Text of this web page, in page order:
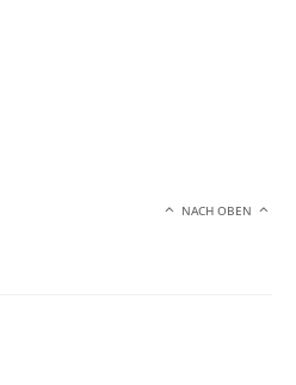
NACH OBEN